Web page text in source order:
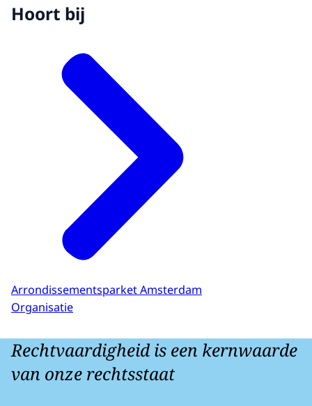
Hoort bij
Arrondissementsparket Amsterdam
Organisatie
Rechtvaardigheid is een kernwaarde
van onze rechtsstaat